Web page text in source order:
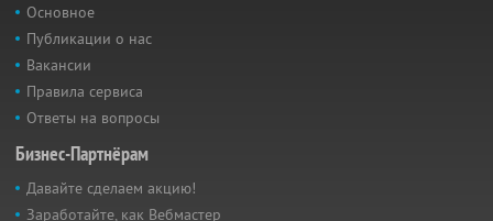
Основное
Публикации о нас
Вакансии
Правила сервиса
Ответы на вопросы
Бизнес-Партнёрам
Давайте сделаем акцию!
Заработайте, как Вебмастер